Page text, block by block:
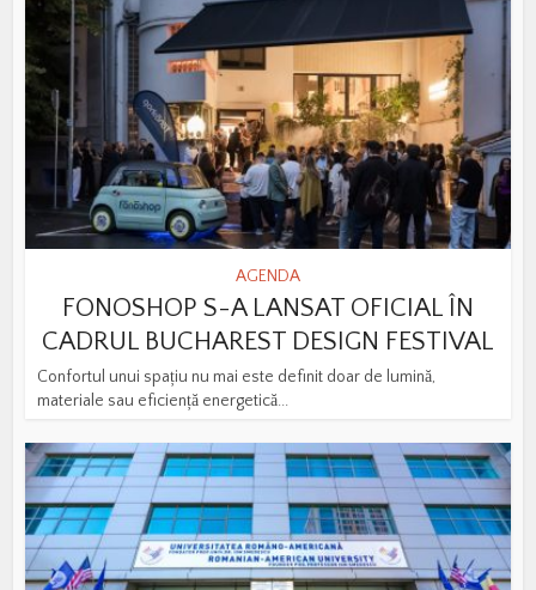
AGENDA
FONOSHOP S-A LANSAT OFICIAL ÎN
CADRUL BUCHAREST DESIGN FESTIVAL
Confortul unui spațiu nu mai este definit doar de lumină,
materiale sau eficiență energetică...